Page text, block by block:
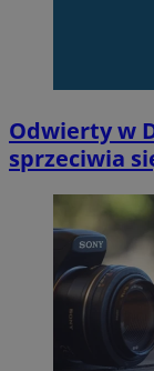
Odwierty w
sprzeciwia